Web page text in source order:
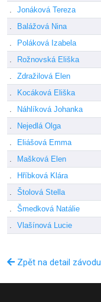
.
Jonáková Tereza
.
Balážová Nina
.
Poláková Izabela
.
Rožnovská Eliška
.
Zdražilová Elen
.
Kocáková Eliška
.
Náhlíková Johanka
.
Nejedlá Olga
.
Eliášová Emma
.
Mašková Elen
.
Hříbková Klára
.
Štolová Stella
.
Šmedková Natálie
.
Vlašínová Lucie
Zpět na detail závodu